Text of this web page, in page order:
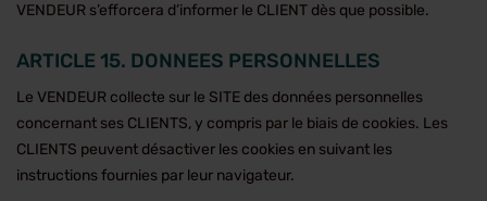
VENDEUR s’efforcera d’informer le CLIENT dès que possible.
ARTICLE 15. DONNEES PERSONNELLES
Le VENDEUR collecte sur le SITE des données personnelles
concernant ses CLIENTS, y compris par le biais de cookies. Les
CLIENTS peuvent désactiver les cookies en suivant les
instructions fournies par leur navigateur.